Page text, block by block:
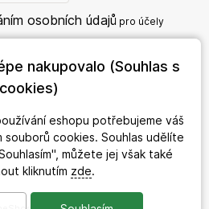
osobních údajů pro účely
nakupovalo (Souhlas s
cookies)
eshopu potřebujeme váš
souborů cookies. Souhlas udělíte
můžete jej však také
kliknutím zde.